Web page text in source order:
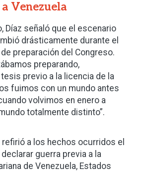
Venezuela
Díaz señaló que el escenario
drásticamente durante el
preparación del Congreso.
preparando,
previo a la licencia de la
fuimos con un mundo antes
volvimos en enero a
totalmente distinto”.
refirió a los hechos ocurridos el
declarar guerra previa a la
de Venezuela, Estados